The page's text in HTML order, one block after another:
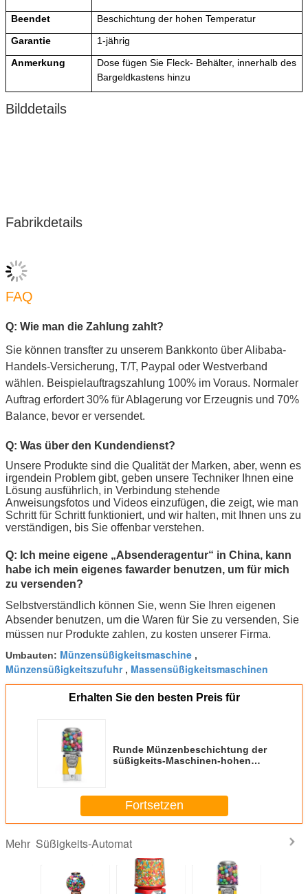
Beendet
Beschichtung der hohen Temperatur
Garantie
1-jährig
Anmerkung
Dosefügen Sie Fleck- Behälter, innerhalb des
Bargeldkastens hinzu
Bilddetails
Fabrikdetails
FAQ
Q: Wie man die Zahlung zahlt?
Sie können transfter zu unserem Bankkonto über Alibaba-
Handels-Versicherung, T/T, Paypal oder Westverband
wählen. Beispielauftragszahlung 100% im Voraus. Normaler
Auftrag erfordert 30% für Ablagerung vor Erzeugnis und 70%
Balance, bevor er versendet.
Q: Was über den Kundendienst?
Unsere Produkte sind die Qualität der Marken, aber, wenn es
irgendein Problem gibt, geben unsere Techniker Ihnen eine
Lösung ausführlich, in Verbindung stehende
Anweisungsfotos und Videos einzufügen, die zeigt, wie man
Schritt für Schritt funktioniert, und wir halten, mit Ihnen uns zu
verständigen, bis Sie offenbar verstehen.
Q: Ich meine eigene „Absenderagentur“ in China, kann
habe ich mein eigenes fawarder benutzen, um für mich
zu versenden?
Selbstverständlich können Sie, wenn Sie Ihren eigenen
Absender benutzen, um die Waren für Sie zu versenden, Sie
müssen nur Produkte zahlen, zu kosten unserer Firma.
Umbauten: Münzensüßigkeitsmaschine ,
Münzensüßigkeitszufuhr, Massensüßigkeitsmaschinen
Erhalten Sie den besten Preis für
Runde Münzenbeschichtung der
süßigkeits-Maschinen-hohen
Fortsetzen
Mehr Süßigkeits-Automat